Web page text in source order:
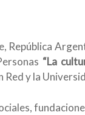
República
“La
y la